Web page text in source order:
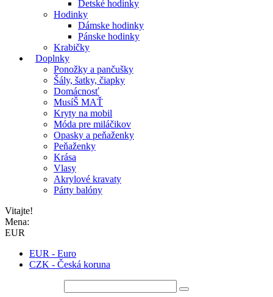
Detské hodinky
Hodinky
Dámske hodinky
Pánske hodinky
Krabičky
Doplnky
Ponožky a pančušky
Šály, šatky, čiapky
Domácnosť
MusíŠ MAŤ
Kryty na mobil
Móda pre miláčikov
Opasky a peňaženky
Peňaženky
Krása
Vlasy
Akrylové kravaty
Párty balóny
Vitajte!
Mena:
EUR
EUR - Euro
CZK - Česká koruna